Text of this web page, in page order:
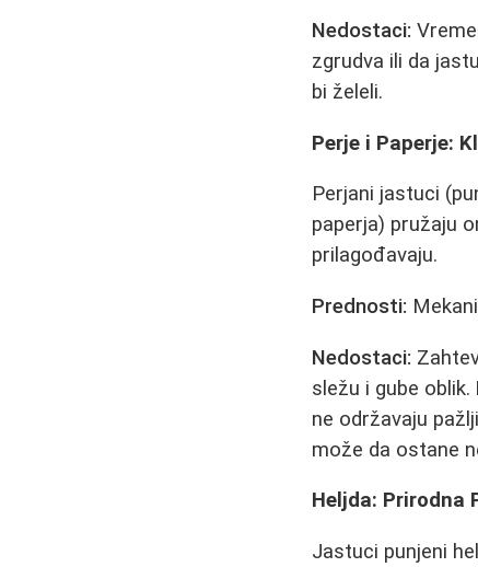
Nedostaci:
zgrudva ili da
bi želeli.
Perje i Paperje:
Perjani jastuci
paperja) pružaju
prilagođavaju.
Prednosti:
Nedostaci:
sležu i gube oblik.
ne održavaju
može da ostane
Heljda: Prirodna
Jastuci punjeni